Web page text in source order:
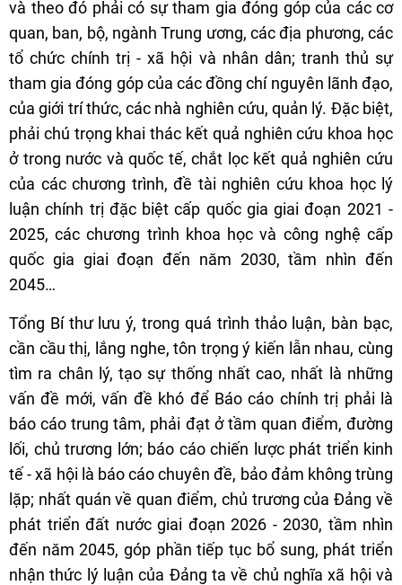
và theo đó phải có sự tham gia đóng góp của các cơ
quan, ban, bộ, ngành Trung ương, các địa phương, các
tổ chức chính trị - xã hội và nhân dân; tranh thủ sự
tham gia đóng góp của các đồng chí nguyên lãnh đạo,
của giới trí thức, các nhà nghiên cứu, quản lý. Đặc biệt,
phải chú trọng khai thác kết quả nghiên cứu khoa học
ở trong nước và quốc tế, chắt lọc kết quả nghiên cứu
của các chương trình, đề tài nghiên cứu khoa học lý
luận chính trị đặc biệt cấp quốc gia giai đoạn 2021 -
2025, các chương trình khoa học và công nghệ cấp
quốc gia giai đoạn đến năm 2030, tầm nhìn đến
2045…
Tổng Bí thư lưu ý, trong quá trình thảo luận, bàn bạc,
cần cầu thị, lắng nghe, tôn trọng ý kiến lẫn nhau, cùng
tìm ra chân lý, tạo sự thống nhất cao, nhất là những
vấn đề mới, vấn đề khó để Báo cáo chính trị phải là
báo cáo trung tâm, phải đạt ở tầm quan điểm, đường
lối, chủ trương lớn; báo cáo chiến lược phát triển kinh
tế - xã hội là báo cáo chuyên đề, bảo đảm không trùng
lặp; nhất quán về quan điểm, chủ trương của Đảng về
phát triển đất nước giai đoạn 2026 - 2030, tầm nhìn
đến năm 2045, góp phần tiếp tục bổ sung, phát triển
nhận thức lý luận của Đảng ta về chủ nghĩa xã hội và